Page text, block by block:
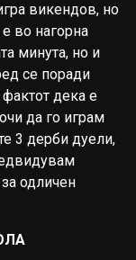
викендов, но
во нагорна
минута, но и
се поради
дека е
да го играм
3 дерби дуели,
одличен